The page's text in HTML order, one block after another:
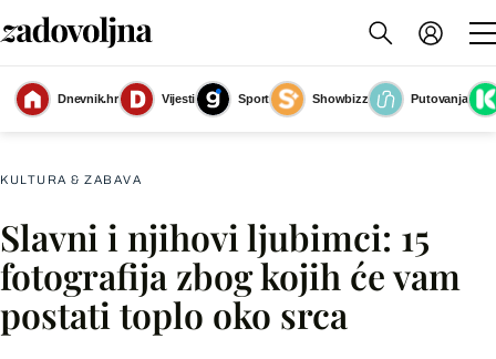
Dnevnik.hr Vijesti Sport Showbizz
Putovanja
Courteney Cox i Lisa Kudrow s psima
(Foto: Zadovoljna.hr)
KULTURA & ZABAVA
Slavni i njihovi ljubimci: 15
fotografija zbog kojih će vam
postati toplo oko srca
Facebook
X